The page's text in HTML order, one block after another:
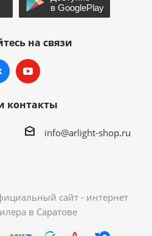
на связи
контакты
info@arlight-shop.ru
сайт - интернет
в Саратове